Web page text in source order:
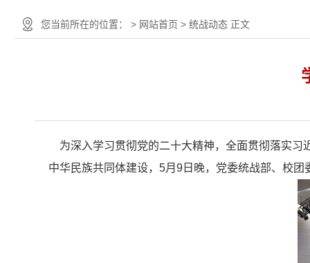
您当前所在的位置： > 网站首页 > 统战动态 正文
为深入学习贯彻党的二十大精神，全面贯彻落实习
中华民族共同体建设，5月9日晚，党委统战部、校